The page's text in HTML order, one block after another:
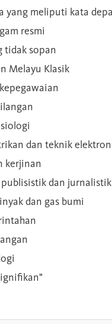
yang meliputi kata
resmi
tidak sopan
Melayu Klasik
dan teknik
kerjinan
dan jurnalistik
dan gas bumi